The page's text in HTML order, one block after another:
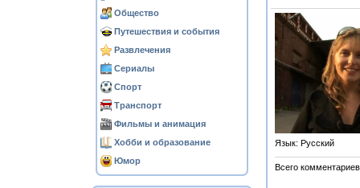
Общество
Путешествия и события
Развлечения
Сериалы
Спорт
Транспорт
Фильмы и анимация
Хобби и образование
Юмор
Язык: Русский
Всего комментариев